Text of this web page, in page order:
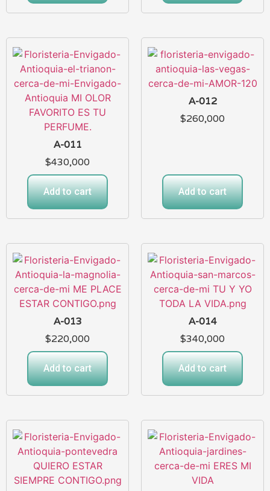
A-011
$430,000
Add to cart
A-012
$260,000
Add to cart
A-013
$220,000
Add to cart
A-014
$340,000
Add to cart